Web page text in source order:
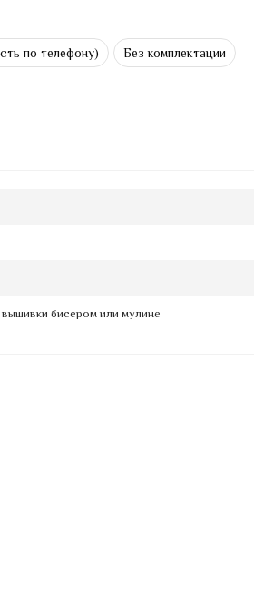
по телефону) Без комплектации
бисером или мулине